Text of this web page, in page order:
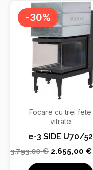
-30%
Focare cu trei fete
vitrate
e-3 SIDE U70/52
3.793,00€
Prețul
inițial
a
fost:
3.793,00 €.
2.655,00€